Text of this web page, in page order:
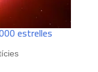
estrelles